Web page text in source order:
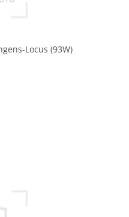
Locus (93W)